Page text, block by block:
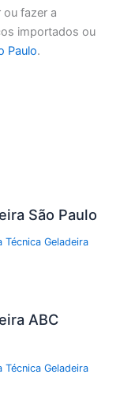
ou fazer a
importados ou
Paulo.
São Paulo
Técnica Geladeira
ABC
Técnica Geladeira